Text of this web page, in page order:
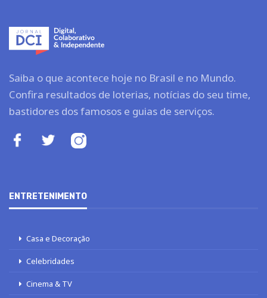
Saiba o que acontece hoje no Brasil e no Mundo.
Confira resultados de loterias, notícias do seu time,
bastidores dos famosos e guias de serviços.
ENTRETENIMENTO
Casa e Decoração
Celebridades
Cinema & TV